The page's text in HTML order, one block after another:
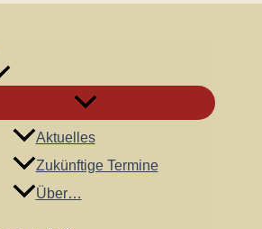
Aktuelles
Zukünftige Termine
Über…